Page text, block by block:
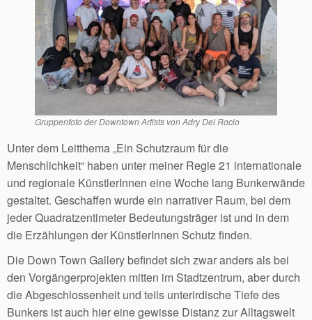
Gruppenfoto der Downtown Artists von Adry Del Rocio
Unter dem Leitthema „Ein Schutzraum für die
Menschlichkeit“ haben unter meiner Regie 21 internationale
und regionale KünstlerInnen eine Woche lang Bunkerwände
gestaltet. Geschaffen wurde ein narrativer Raum, bei dem
jeder Quadratzentimeter Bedeutungsträger ist und in dem
die Erzählungen der KünstlerInnen Schutz finden.
Die Down Town Gallery befindet sich zwar anders als bei
den Vorgängerprojekten mitten im Stadtzentrum, aber durch
die Abgeschlossenheit und teils unterirdische Tiefe des
Bunkers ist auch hier eine gewisse Distanz zur Alltagswelt